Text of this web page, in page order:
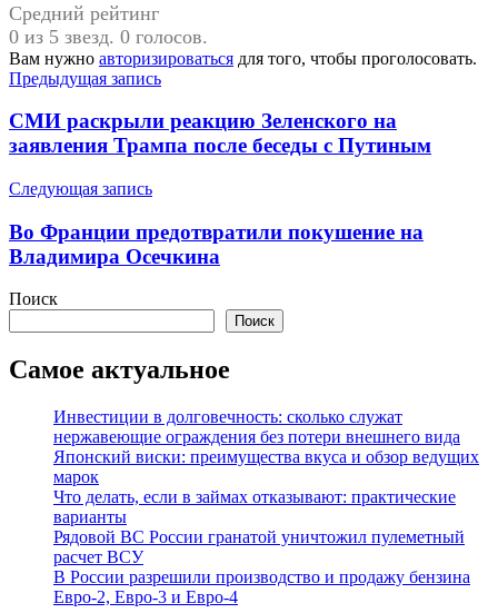
Средний рейтинг
0 из 5 звезд. 0 голосов.
Вам нужно авторизироваться для того, чтобы проголосовать.
Навигация
по
записям
Предыдущая запись
СМИ раскрыли реакцию Зеленского на
заявления Трампа после беседы с Путиным
Следующая запись
Во Франции предотвратили покушение на
Владимира Осечкина
Поиск
Поиск
Самое актуальное
Инвестиции в долговечность: сколько служат
нержавеющие ограждения без потери внешнего вида
Японский виски: преимущества вкуса и обзор ведущих
марок
Что делать, если в займах отказывают: практические
варианты
Рядовой ВС России гранатой уничтожил пулеметный
расчет ВСУ
В России разрешили производство и продажу бензина
Евро-2, Евро-3 и Евро-4